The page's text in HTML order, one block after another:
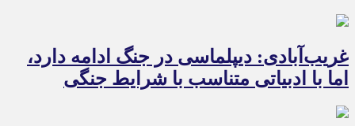
غریب‌آبادی: دیپلماسی در جنگ ادامه دارد،
اما با ادبیاتی متناسب با شرایط جنگی